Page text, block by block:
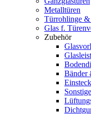
Metalltüren
Türrohlinge
Glas f.
Zubehör
Bänder